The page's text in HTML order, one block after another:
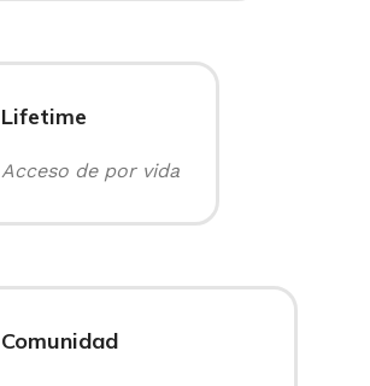
Lifetime
Acceso de por vida
Comunidad